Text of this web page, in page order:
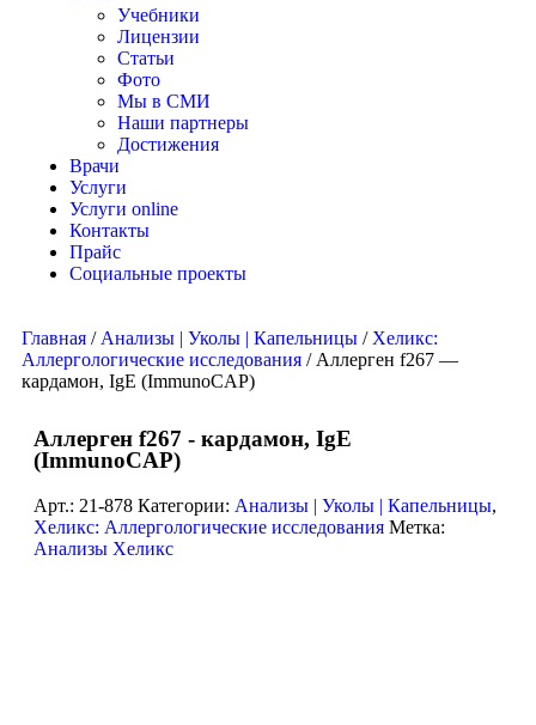
Учебники
Лицензии
Статьи
Фото
Мы в СМИ
Наши партнеры
Достижения
Врачи
Услуги
Услуги online
Контакты
Прайс
Социальные проекты
Главная / Анализы | Уколы | Капельницы / Хеликс:
Аллергологические исследования / Аллерген f267 —
кардамон, IgE (ImmunoCAP)
Аллерген f267 - кардамон, IgE
(ImmunoCAP)
Арт.: 21-878 Категории: Анализы | Уколы | Капельницы,
Хеликс: Аллергологические исследования Метка:
Анализы Хеликс